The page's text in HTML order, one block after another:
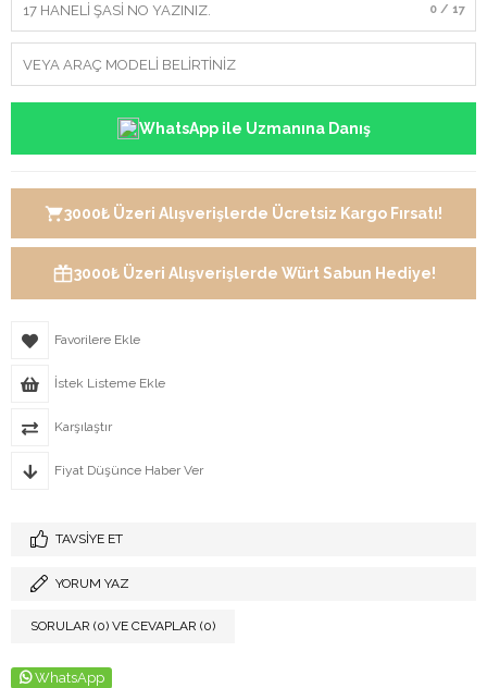
0 / 17
WhatsApp ile Uzmanına Danış
3000₺ Üzeri Alışverişlerde Ücretsiz Kargo Fırsatı!
3000₺ Üzeri Alışverişlerde Würt Sabun Hediye!
Favorilere Ekle
İstek Listeme Ekle
Karşılaştır
Fiyat Düşünce Haber Ver
TAVSIYE ET
YORUM YAZ
SORULAR (0) VE CEVAPLAR (0)
WhatsApp